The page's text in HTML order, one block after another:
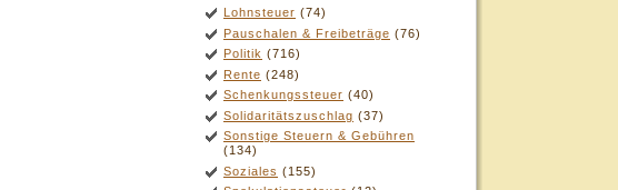
Lohnsteuer (74)
Pauschalen & Freibeträge (76)
Politik (716)
Rente (248)
Schenkungssteuer (40)
Solidaritätszuschlag (37)
Sonstige Steuern & Gebühren
(134)
Soziales (155)